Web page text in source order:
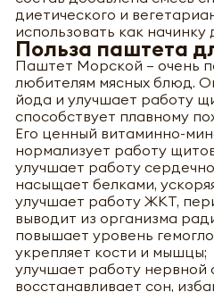
диетического и
использовать как
Польза паштета
Паштет Морской – очень
любителям мясных блюд.
йода и улучшает работу
способствует плавному
Его ценный витаминно-
нормализует работу
улучшает работу
насыщает белками,
улучшает работу ЖКТ,
выводит из организма
повышает уровень
укрепляет кости и мышцы;
улучшает работу нервной
восстанавливает сон,